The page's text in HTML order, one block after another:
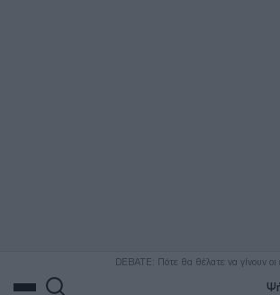
DEBATE: Πότε θα θέλατε να γίνουν οι